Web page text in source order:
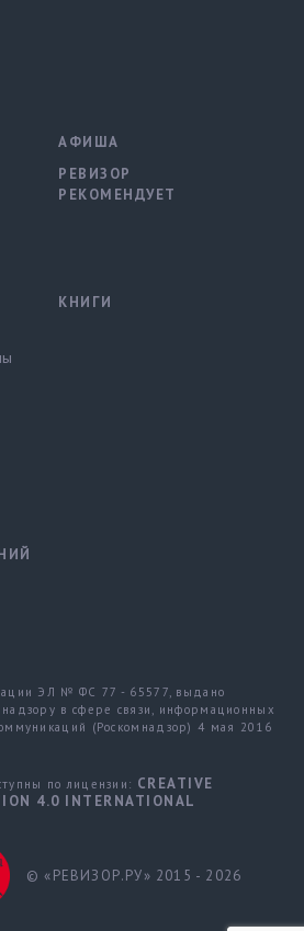
АФИША
РЕВИЗОР
РЕКОМЕНДУЕТ
КНИГИ
ЭЛ № ФС 77 - 65577, выдано
в сфере связи, информационных
(Роскомнадзор) 4 мая 2016
по лицензии: CREATIVE
4.0 INTERNATIONAL
© «РЕВИЗОР.РУ» 2015 - 2026